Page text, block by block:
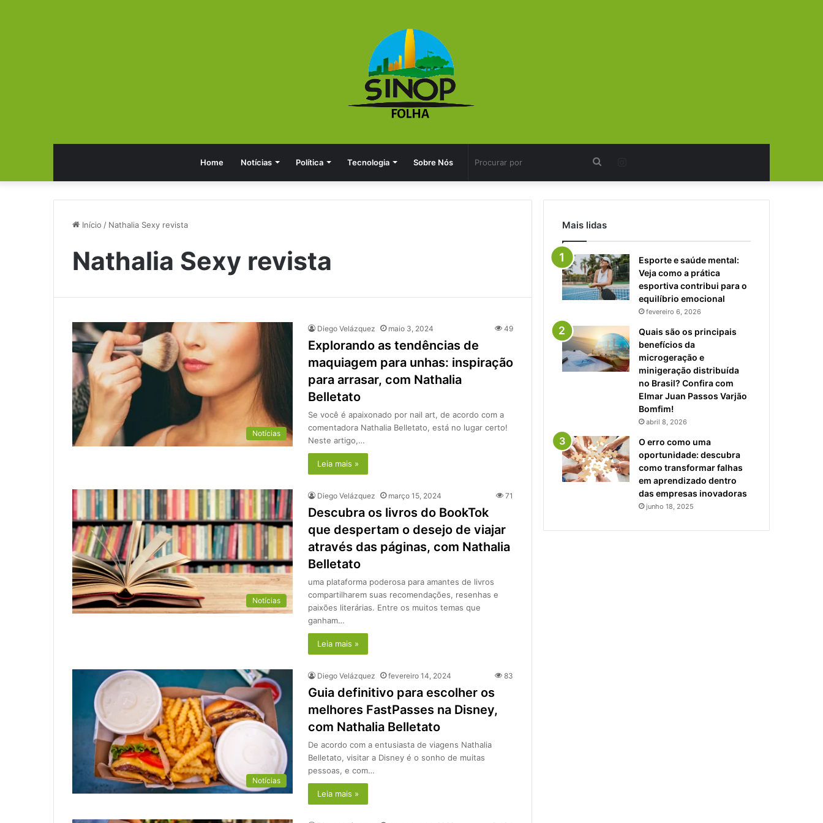
Home Notícias Política Tecnologia Sobre Nós
por
Início / Nathalia Sexy revista
Nathalia Sexy revista
Notícias
Diego Velázquez maio 3, 2024 49
Explorando as tendências de
maquiagem para unhas: inspiração
para arrasar, com Nathalia
Belletato
Se você é apaixonado por nail art, de acordo com a
comentadora Nathalia Belletato, está no lugar certo!
Neste artigo,…
Leia mais »
Notícias
Diego Velázquez março 15, 2024 71
Descubra os livros do BookTok
que despertam o desejo de viajar
através das páginas, com Nathalia
Belletato
uma plataforma poderosa para amantes de livros
compartilharem suas recomendações, resenhas e
paixões literárias. Entre os muitos temas que
ganham…
Leia mais »
Notícias
Diego Velázquez fevereiro 14, 2024 83
Guia definitivo para escolher os
melhores FastPasses na Disney,
com Nathalia Belletato
De acordo com a entusiasta de viagens Nathalia
Belletato, visitar a Disney é o sonho de muitas
pessoas, e com…
Leia mais »
Mais lidas
Esporte e saúde mental:
Veja como a prática
esportiva contribui para o
equilíbrio emocional
fevereiro 6, 2026
Quais são os principais
benefícios da
microgeração e
minigeração distribuída
no Brasil? Confira com
Elmar Juan Passos Varjão
Bomfim!
abril 8, 2026
O erro como uma
oportunidade: descubra
como transformar falhas
em aprendizado dentro
das empresas inovadoras
junho 18, 2025